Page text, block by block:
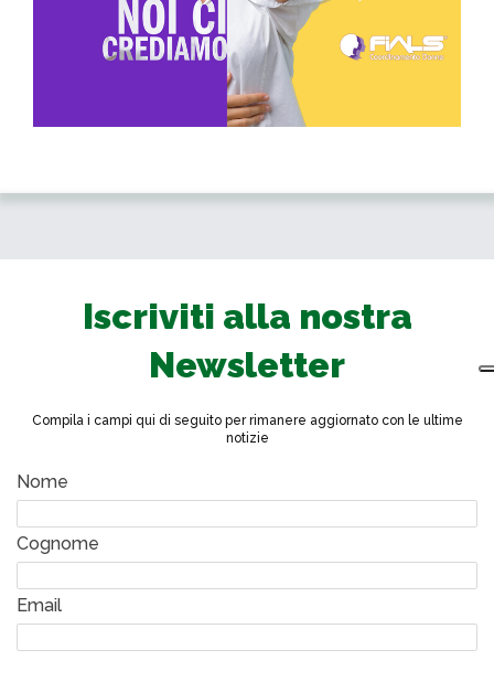
Iscriviti alla nostra
Newsletter
Compila i campi qui di seguito per rimanere aggiornato con le ultime
notizie
Nome
Cognome
Email